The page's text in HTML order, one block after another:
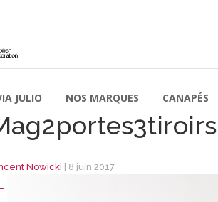
JULIO NOS MARQUES CANAPÉS
Nowicki 8 juin 2017